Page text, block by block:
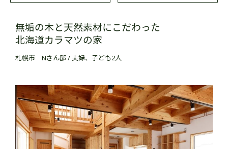
無垢の木と天然素材にこだわった
北海道カラマツの家
札幌市 Nさん邸 / 夫婦、子ども2人